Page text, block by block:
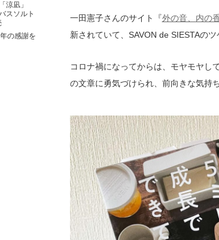
一田憲子さんのサイト『外の音、内の
新されていて、SAVON de SIESTAの
コロナ禍になってからは、モヤモヤし
の文章に勇気づけられ、前向きな気持
涼凪」
スソルト
の感謝を